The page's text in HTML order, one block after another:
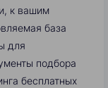
к вашим
база
для
подбора
бесплатных